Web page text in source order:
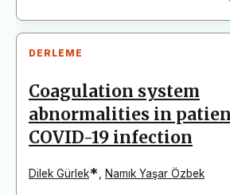
DERLEME
Coagulation system
abnormalities in
COVID-19 infection
Dilek Gürlek* Namık Yaşar Özbek